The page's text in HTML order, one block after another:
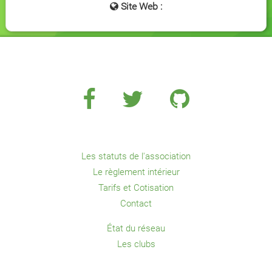
Site Web :
Les statuts de l'association
Le règlement intérieur
Tarifs et Cotisation
Contact
État du réseau
Les clubs